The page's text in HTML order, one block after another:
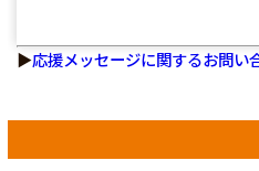
▶応援メッセージに関するお問い